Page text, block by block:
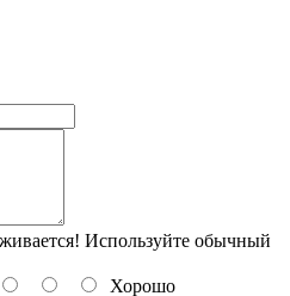
Используйте обычный
Хорошо